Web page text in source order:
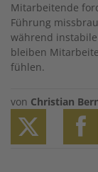
Mitarbeitende
Führung
während
bleiben
fühlen.
von Christian